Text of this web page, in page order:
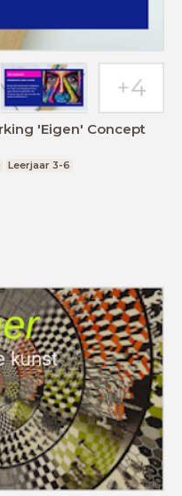
'Eigen' Concept
Leerjaar 3-6